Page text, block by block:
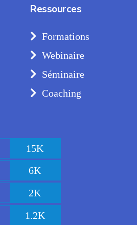
Ressources
Formations
Webinaire
Séminaire
Coaching
15K
6K
2K
1.2K